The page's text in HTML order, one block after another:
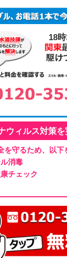
18
ウィルス対策を
守るため、以下
消毒
チェック